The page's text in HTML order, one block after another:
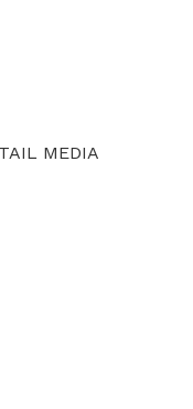
MEDIA